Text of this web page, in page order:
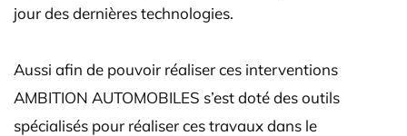
jour des dernières technologies.
Aussi afin de pouvoir réaliser ces interventions
AMBITION AUTOMOBILES s’est doté des outils
spécialisés pour réaliser ces travaux dans le